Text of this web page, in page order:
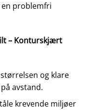
problemfri
– Konturskjært
og klare
avstand.
krevende miljøer